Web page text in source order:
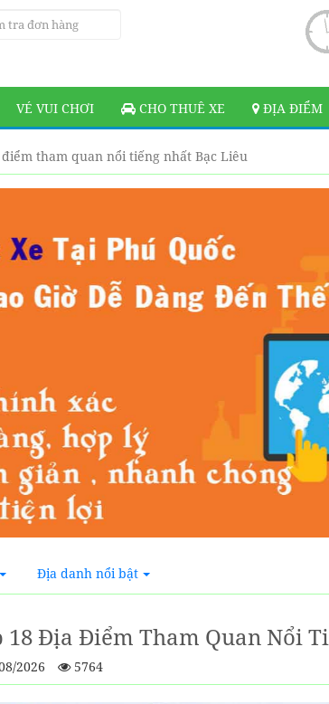
VÉ VUI CHƠI CHO THUÊ XE ĐỊA ĐIỂM
tham quan nổi tiếng nhất Bạc Liêu
Địa danh nổi bật
18 Địa Điểm Tham Quan Nổi
2026 5764